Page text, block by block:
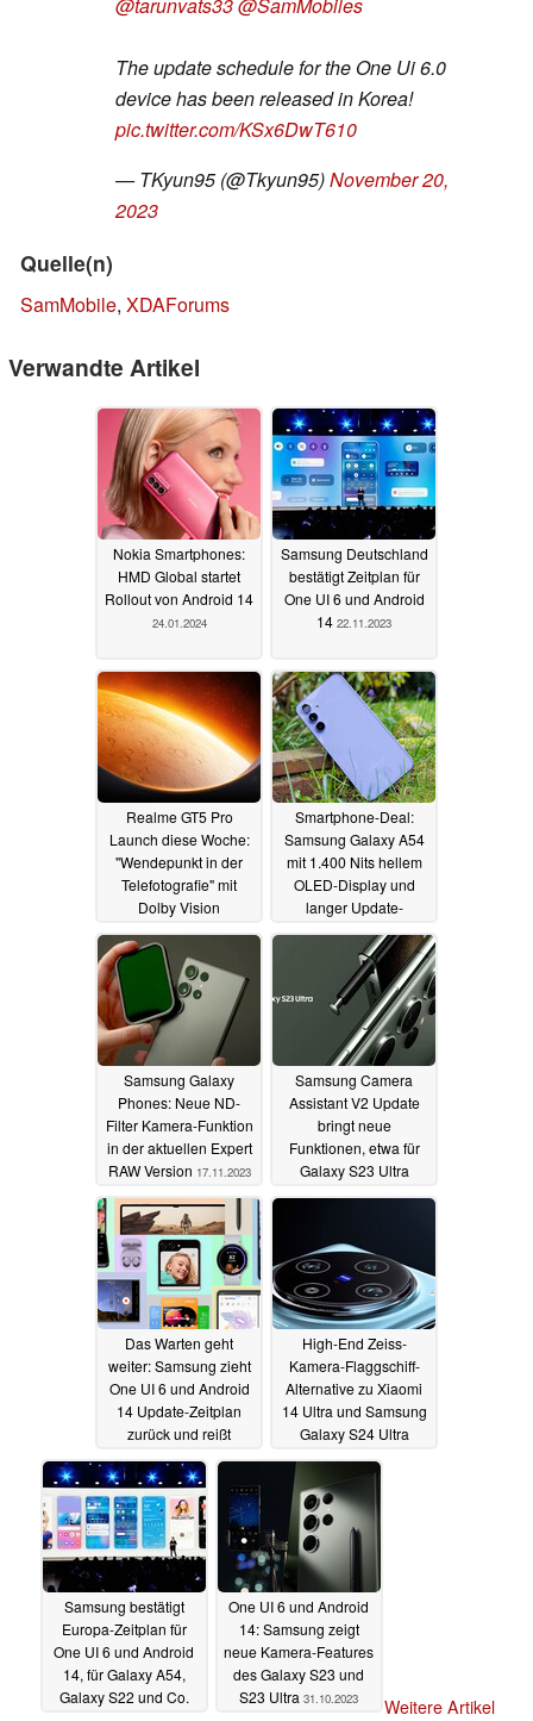
The update schedule for the One Ui 6.0
device has been released in Korea!
pic.twitter.com/KSx6DwT610
— TKyun95 (@Tkyun95)November 20,
2023
Quelle(n)
SamMobile, XDAForums
Verwandte Artikel
Nokia Smartphones:
HMD Global startet
Rollout von Android 14
24.01.2024
Samsung Deutschland
bestätigt Zeitplan für
One UI 6 und Android
14 22.11.2023
Realme GT5 Pro
Launch diese Woche:
"Wendepunkt in der
Telefotografie" mit
Dolby Vision
Teleaufnahmen
20.11.2023
Smartphone-Deal:
Samsung Galaxy A54
mit 1.400 Nits hellem
OLED-Display und
langer Update-
Garantie zum
Spitzenpreis17.11.2023
Samsung Galaxy
Phones: Neue ND-
Filter Kamera-Funktion
in der aktuellen Expert
RAW Version 17.11.2023
Samsung Camera
Assistant V2 Update
bringt neue
Funktionen, etwa für
Galaxy S23 Ultra
17.11.2023
Das Warten geht
weiter: Samsung zieht
One UI 6 und Android
14 Update-Zeitplan
zurück und reißt
angekündigte Termine
16.11.2023
High-End Zeiss-
Kamera-Flaggschiff-
Alternative zu Xiaomi
14 Ultra und Samsung
Galaxy S24 Ultra
kommt 2024 von Vivo
Samsung bestätigt
Europa-Zeitplan für
One UI 6 und Android
14, für Galaxy A54,
Galaxy S22 und Co.
One UI 6 und Android
14: Samsung zeigt
neue Kamera-Features
des Galaxy S23 und
S23 Ultra 31.10.2023
Weitere Artikel